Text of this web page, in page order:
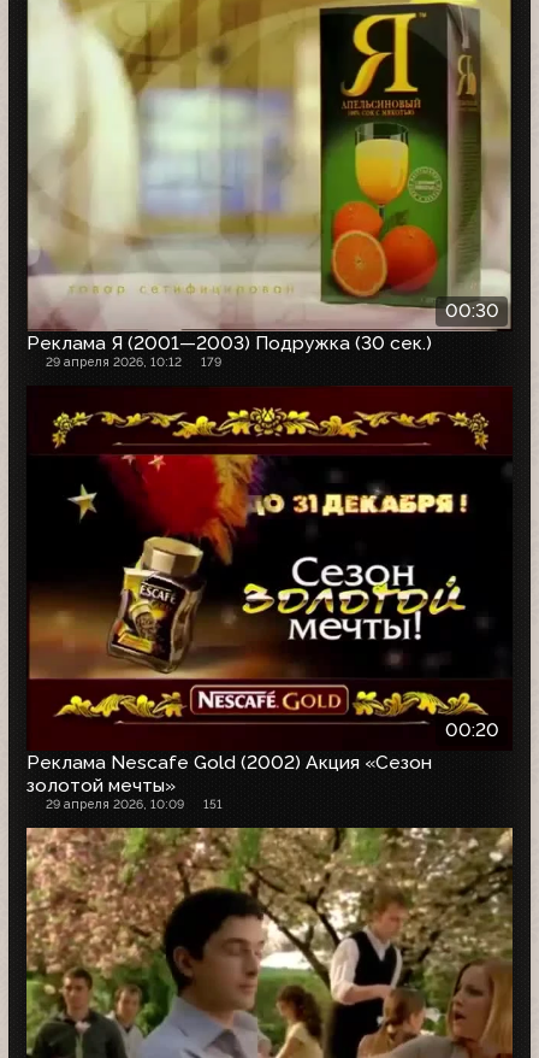
00:30
Реклама Я (2001—2003) Подружка (30 сек.)
29 апреля 2026, 10:12 179
00:20
Реклама Nescafe Gold (2002) Акция «Сезон
золотой мечты»
29 апреля 2026, 10:09 151